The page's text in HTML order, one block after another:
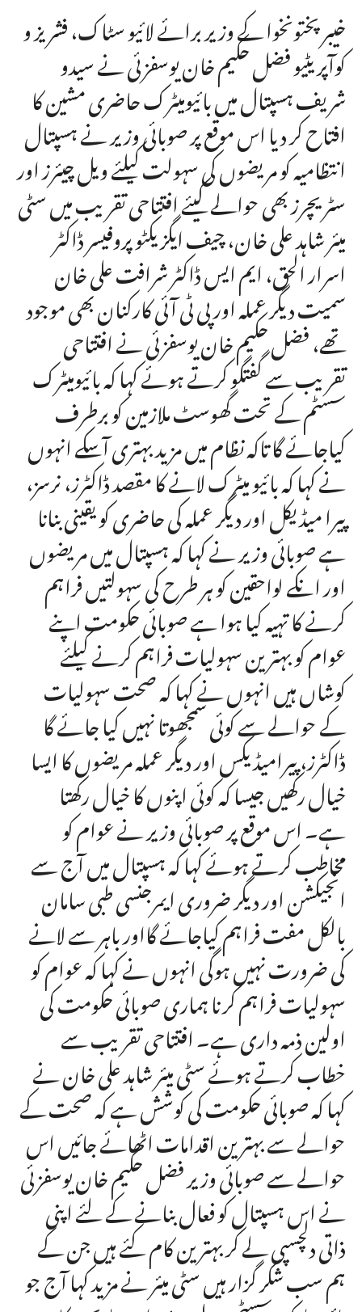
خیبرپختونخوا کے وزیر برائے لائیو سٹاک، فشریز و
کوآپریٹیو فضل حکیم خان یوسفزئی نے سیدو
شریف ہسپتال میں بائیومیٹرک حاضری مشین کا
افتاح کر دیا اس موقع پر صوبائی وزیر نے ہسپتال
انتظامیہ کو مریضوں کی سہولت کیلئے ویل چیئرز اور
سٹریچرز بھی حوالے کیئے افتتاحی تقریب میں سٹی
میئر شاہد علی خان، چیف ایگزیکٹو پروفیسر ڈاکٹر
اسرار الحق، ایم ایس ڈاکٹر شرافت علی خان
سمیت دیگر عملہ اور پی ٹی آئی کارکنان بھی موجود
تھے، فضل حکیم خان یوسفزئی نے افتتاحی
تقریب سے گفتگو کرتے ہوئے کہا کہ بائیومیٹرک
سسٹم کے تحت گھوسٹ ملازمین کو برطرف
کیاجائے گا تاکہ نظام میں مزید بہتری آسکے انہوں
نے کہا کہ بائیو میٹرک لانے کا مقصد ڈاکٹرز، نرسز،
پیرا میڈیکل اور دیگر عملہ کی حاضری کو یقینی بنانا
ہے صوبائی وزیر نے کہا کہ ہسپتال میں مریضوں
اور انکے لواحقین کو ہر طرح کی سہولتیں فراہم
کرنے کا تہیہ کیا ہوا ہے صوبائی حکومت اپنے
عوام کو بہترین سہولیات فراہم کرنے کیلئے
کوشاں ہیں انہوں نے کہا کہ صحت سہولیات
کے حوالے سے کوئی سمجھوتا نہیں کیا جائے گا
ڈاکٹرز، پیرامیڈیکس اور دیگر عملہ مریضوں کا ایسا
خیال رکھیں جیسا کہ کوئی اپنوں کا خیال رکھتا
ہے۔ اس موقع پر صوبائی وزیر نے عوام کو
مخاطب کرتے ہوئے کہا کہ ہسپتال میں آج سے
انجیکشن اور دیگر ضروری ایمرجنسی طبی سامان
بالکل مفت فراہم کیاجائے گااور باہر سے لانے
کی ضرورت نہیں ہوگی انہوں نے کہا کہ عوام کو
سہولیات فراہم کرنا ہماری صوبائی حکومت کی
اولین ذمہ داری ہے۔ افتتاحی تقریب سے
خطاب کرتے ہوئے سٹی میئر شاہد علی خان نے
کہا کہ صوبائی حکومت کی کوشش ہے کہ صحت کے
حوالے سے بہترین اقدامات اٹھائے جائیں اس
حوالے سے صوبائی وزیر فضل حکیم خان یوسفزئی
نے اس ہسپتال کو فعال بنانے کے لئے اپنی
ذاتی دلچسپی لے کر بہترین کام کئے ہیں جن کے
ہم سب شکر گزار ہیں سٹی میئر نے مزید کہا آج جو